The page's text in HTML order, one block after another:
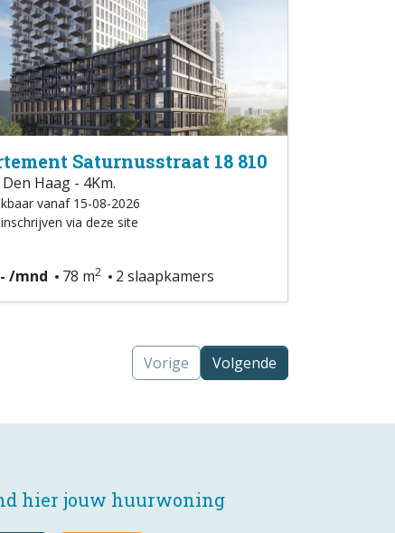
Saturnusstraat 18 810
Haag - 4Km.
vanaf 15-08-2026
via deze site
/mnd 78 m2 2 slaapkamers
Vorige Volgende
hier jouw huurwoning